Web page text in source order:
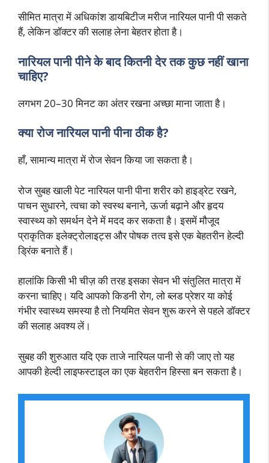
सीमित मात्रा में अधिकांश डायबिटीज मरीज नारियल पानी पी सकते
हैं, लेकिन डॉक्टर की सलाह लेना बेहतर होता है।
नारियल पानी पीने के बाद कितनी देर तक कुछ नहीं खाना
चाहिए?
लगभग 20–30 मिनट का अंतर रखना अच्छा माना जाता है।
क्या रोज नारियल पानी पीना ठीक है?
हाँ, सामान्य मात्रा में रोज सेवन किया जा सकता है।
रोज सुबह खाली पेट नारियल पानी पीना शरीर को हाइड्रेट रखने,
पाचन सुधारने, त्वचा को स्वस्थ बनाने, ऊर्जा बढ़ाने और हृदय
स्वास्थ्य को समर्थन देने में मदद कर सकता है। इसमें मौजूद
प्राकृतिक इलेक्ट्रोलाइट्स और पोषक तत्व इसे एक बेहतरीन हेल्दी
ड्रिंक बनाते हैं।
हालांकि किसी भी चीज़ की तरह इसका सेवन भी संतुलित मात्रा में
करना चाहिए। यदि आपको किडनी रोग, लो ब्लड प्रेशर या कोई
गंभीर स्वास्थ्य समस्या है तो नियमित सेवन शुरू करने से पहले डॉक्टर
की सलाह अवश्य लें।
सुबह की शुरुआत यदि एक ताजे नारियल पानी से की जाए तो यह
आपकी हेल्दी लाइफस्टाइल का एक बेहतरीन हिस्सा बन सकता है।